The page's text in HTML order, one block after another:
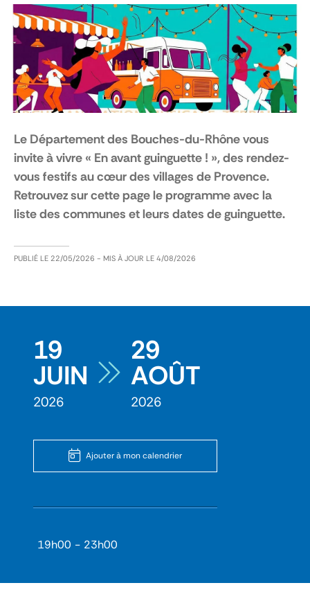
Le Département des Bouches-du-Rhône vous
invite à vivre « En avant guinguette ! », des rendez-
vous festifs au cœur des villages de Provence.
Retrouvez sur cette page le programme avec la
liste des communes et leurs dates de guinguette.
PUBLIÉ LE 22/05/2026 - MIS À JOUR LE 4/08/2026
19
JUIN
2026
29
AOÛT
2026
Ajouter à mon calendrier
19h00 - 23h00